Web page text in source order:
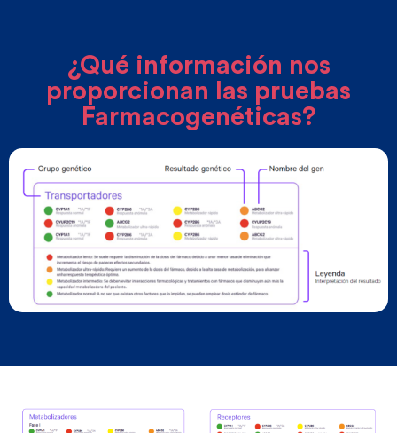
¿Qué información nos
proporcionan las pruebas
Farmacogenéticas?